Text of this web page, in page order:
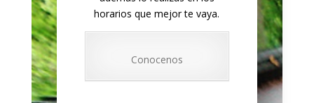
horarios que mejor te vaya.
Conocenos